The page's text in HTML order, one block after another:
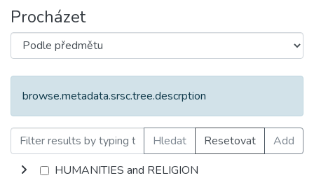
Procházet
browse.metadata.srsc.tree.descrption
Hledat Resetovat
Add
HUMANITIES and RELIGION